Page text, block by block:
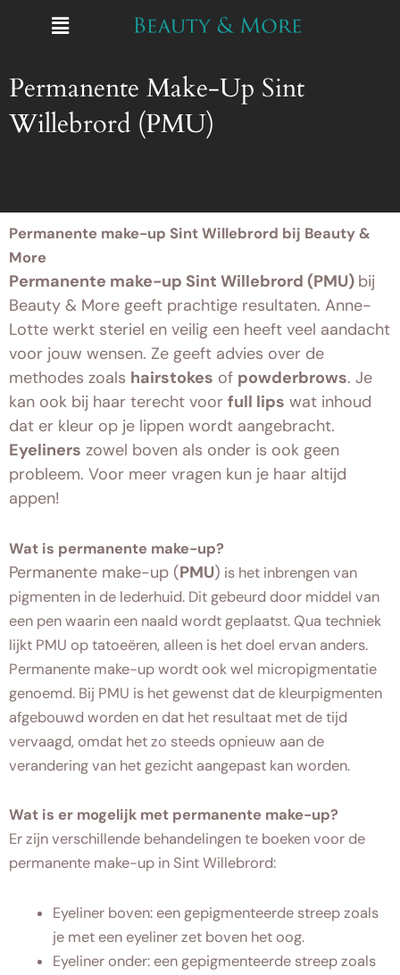
inhoud
Menu
Permanente Make-Up Sint
Willebrord (PMU)
Permanente make-up Sint Willebrord bij Beauty &
More
Permanente make-up Sint Willebrord (PMU) bij
Beauty & More geeft prachtige resultaten. Anne-
Lotte werkt steriel en veilig een heeft veel aandacht
voor jouw wensen. Ze geeft advies over de
methodes zoals hairstokes of powderbrows. Je
kan ook bij haar terecht voor full lips wat inhoud
dat er kleur op je lippen wordt aangebracht.
Eyeliners zowel boven als onder is ook geen
probleem. Voor meer vragen kun je haar altijd
appen!
Wat is permanente make-up?
Permanente make-up (PMU) is het inbrengen van
pigmenten in de lederhuid. Dit gebeurd door middel van
een pen waarin een naald wordt geplaatst. Qua techniek
lijkt PMU op tatoeëren, alleen is het doel ervan anders.
Permanente make-up wordt ook wel micropigmentatie
genoemd. Bij PMU is het gewenst dat de kleurpigmenten
afgebouwd worden en dat het resultaat met de tijd
vervaagd, omdat het zo steeds opnieuw aan de
verandering van het gezicht aangepast kan worden.
Wat is er mogelijk met permanente make-up?
Er zijn verschillende behandelingen te boeken voor de
permanente make-up in Sint Willebrord:
Eyeliner boven: een gepigmenteerde streep zoals
je met een eyeliner zet boven het oog.
Eyeliner onder: een gepigmenteerde streep zoals